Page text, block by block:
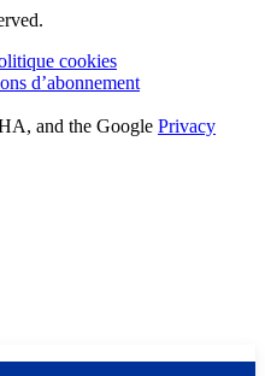
cookies
d’abonnement
and the Google Privacy